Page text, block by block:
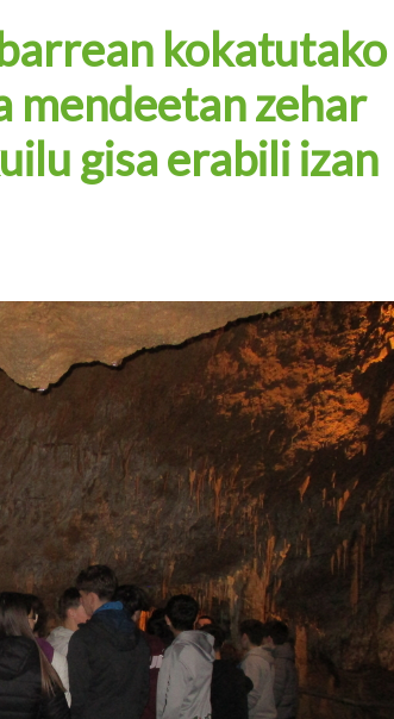
kokatutako
mendeetan zehar
gisa erabili izan